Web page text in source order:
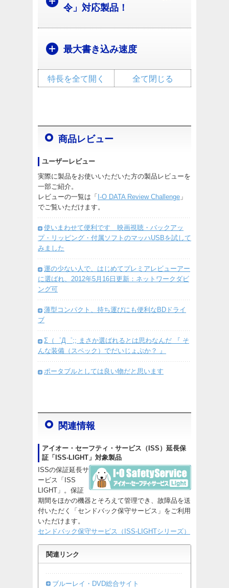
令」対応製品！
最大書き込み速度
全て閉じる
特長を全て開く
商品レビュー
ユーザーレビュー
実際に製品をお使いいただいた方の製品レビューを
一部ご紹介。
レビューの一覧は「 I-O DATA Review Challenge 」
でご覧いただけます。
使いまわせて便利です 映画視聴・バックアッ
プ・リッピング・付属ソフトのマッハUSBを試して
みました
運の少ない人で、はじめてプレミアレビューアー
に選ばれ、2012年5月16日更新：ネットワークダビ
ング可
薄型コンパクト、持ち運びにも便利なBDドライ
ブ
Σ（゜Д゜;; まさか選ばれるとは思わなんだ 『 そ
んな装備（スペック）でだいじょぶか？ 』
ポータブルとしては良い物だと思います
関連情報
アイオー・セーフティ・サービス（ISS）延長保
証「ISS-LIGHT」対象製品
ISSの保証延長サ
ービス「ISS
LIGHT」。保証
期間をほかの機器とそろえて管理でき、故障品を送
付いただく「センドバック保守サービス」をご利用
いただけます。
センドバック保守サービス（ISS-LIGHTシリーズ）
関連リンク
ブルーレイ・DVD総合サイト